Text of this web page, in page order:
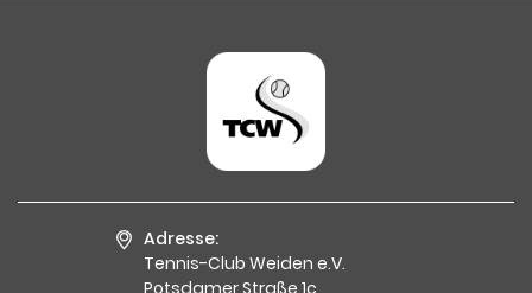
Adresse:
Tennis-Club Weiden e.V.
Potsdamer Straße 1c